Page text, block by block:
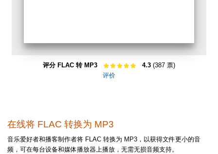
评分 FLAC 转 MP3 4.3 (387 票)
评价
在线将 FLAC 转换为 MP3
音乐爱好者和播客制作者将 FLAC 转换为 MP3，以获得文件更小的音
频，可在每台设备和媒体播放器上播放，无需无损音频支持。